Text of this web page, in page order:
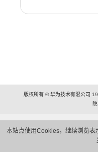
本站点使用Cookies，继续浏览表
版权所有 © 华为技术有限公司